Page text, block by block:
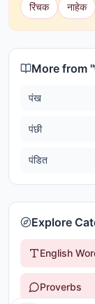
रिंचक नाहेक
More from "
पंख
पंछी
पंडित
Explore
English
Proverbs